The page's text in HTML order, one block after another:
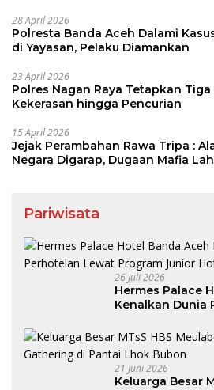
28 April 2026
Polresta Banda Aceh Dalami
di Yayasan, Pelaku Diamankan
23 April 2026
Polres Nagan Raya Tetapkan Tiga
Kekerasan hingga Pencurian
15 April 2026
Jejak Perambahan Rawa Tripa :
Negara Digarap, Dugaan Mafia
Pariwisata
26 Juli 2026
Hermes Palace
Kenalkan Dunia
21 Juni 2026
Keluarga Besar